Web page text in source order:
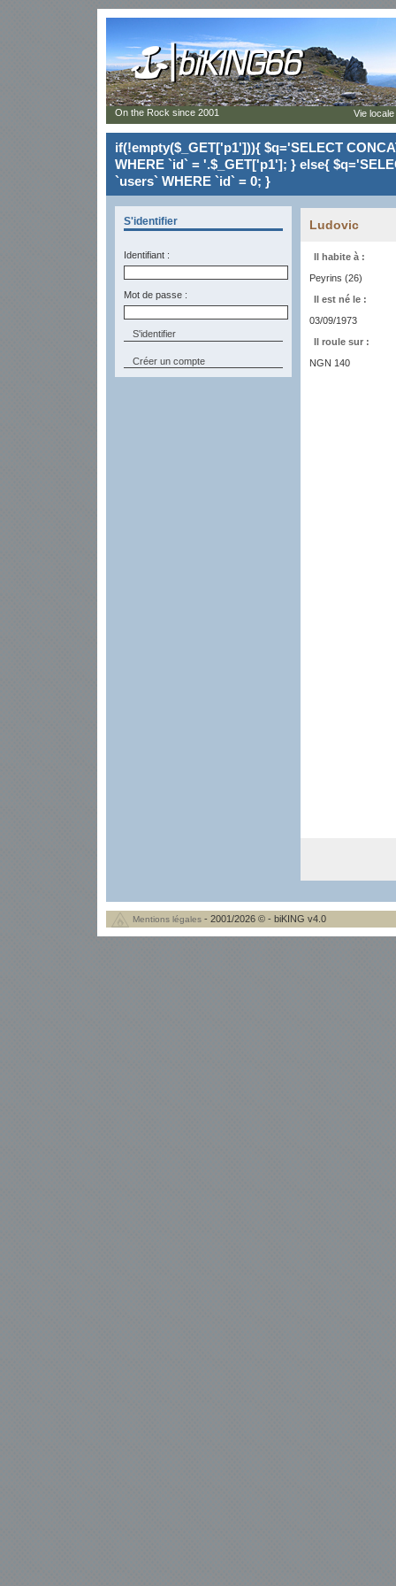
if(!empty($_GET['p1'])){ $q='SELECT
WHERE `id` = '.$_GET['p1']; } else{
`users` WHERE `id` = 0; }
S'identifier
Identifiant :
Mot de passe :
Créer un compte
Ludovic
Il habite à :
Peyrins (26)
Il est né le :
03/09/1973
Il roule sur :
NGN 140
On the Rock since 2001 Vie
Mentions légales - 2001/2026 © - biKING v4.0